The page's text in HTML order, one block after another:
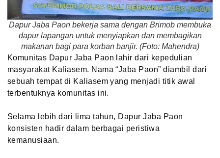
Dapur Jaba Paon bekerja sama dengan Brimob membuka
dapur lapangan untuk menyiapkan dan membagikan
makanan bagi para korban banjir. (Foto: Mahendra)
Komunitas Dapur Jaba Paon lahir dari kepedulian
masyarakat Kaliasem. Nama “Jaba Paon” diambil dari
sebuah tempat di Kaliasem yang menjadi titik awal
terbentuknya komunitas ini.
Selama lebih dari lima tahun, Dapur Jaba Paon
konsisten hadir dalam berbagai peristiwa
kemanusiaan.